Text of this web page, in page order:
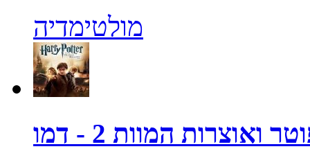
מולטימדיה
ואוצרות המוות 2 - דמו